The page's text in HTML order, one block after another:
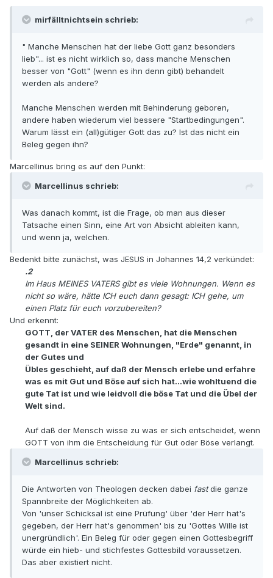
mirfälltnichtsein schrieb:
" Manche Menschen hat der liebe Gott ganz besonders
lieb"... ist es nicht wirklich so, dass manche Menschen
besser von "Gott" (wenn es ihn denn gibt) behandelt
werden als andere?
Manche Menschen werden mit Behinderung geboren,
andere haben wiederum viel bessere "Startbedingungen".
Warum lässt ein (all)gütiger Gott das zu? Ist das nicht ein
Beleg gegen ihn?
Marcellinus bring es auf den Punkt:
Marcellinus schrieb:
Was danach kommt, ist die Frage, ob man aus dieser
Tatsache einen Sinn, eine Art von Absicht ableiten kann,
und wenn ja, welchen.
Bedenkt bitte zunächst, was JESUS in Johannes 14,2 verkündet:
.2
Im Haus MEINES VATERS gibt es viele Wohnungen. Wenn es
nicht so wäre, hätte ICH euch dann gesagt: ICH gehe, um
einen Platz für euch vorzubereiten?
Und erkennt:
GOTT, der VATER des Menschen, hat die Menschen
gesandt in eine SEINER Wohnungen, "Erde" genannt, in
der Gutes und
Übles geschieht, auf daß der Mensch erlebe und erfahre
was es mit Gut und Böse auf sich hat...wie wohltuend die
gute Tat ist und wie leidvoll die böse Tat und die Übel der
Welt sind.
Auf daß der Mensch wisse zu was er sich entscheidet, wenn
GOTT von ihm die Entscheidung für Gut oder Böse verlangt.
Marcellinus schrieb:
Die Antworten von Theologen decken dabei fastdie ganze
Spannbreite der Möglichkeiten ab.
Von 'unser Schicksal ist eine Prüfung' über 'der Herr hat's
gegeben, der Herr hat's genommen' bis zu 'Gottes Wille ist
unergründlich'. Ein Beleg für oder gegen einen Gottesbegriff
würde ein hieb- und stichfestes Gottesbild voraussetzen.
Das aber existiert nicht.